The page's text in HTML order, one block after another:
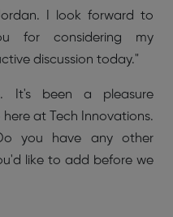
I look forward to
for considering my
discussion today."
It's been a pleasure
at Tech Innovations.
you have any other
like to add before we